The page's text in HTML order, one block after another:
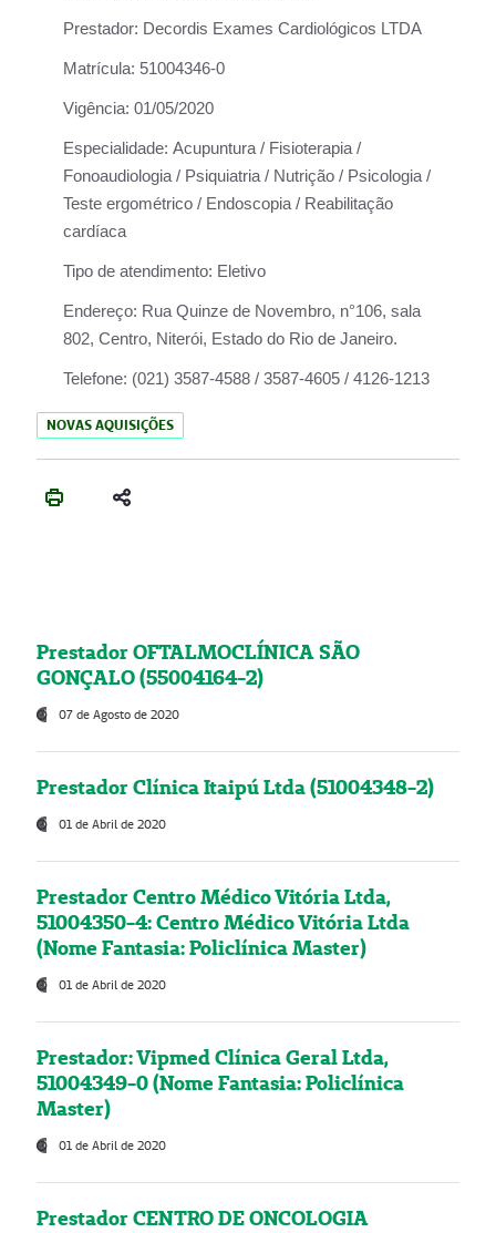
Prestador: Decordis Exames Cardiológicos LTDA
Matrícula: 51004346-0
Vigência: 01/05/2020
Especialidade: Acupuntura / Fisioterapia /
Fonoaudiologia / Psiquiatria / Nutrição / Psicologia /
Teste ergométrico / Endoscopia / Reabilitação
cardíaca
Tipo de atendimento: Eletivo
Endereço: Rua Quinze de Novembro, n°106, sala
802, Centro, Niterói, Estado do Rio de Janeiro.
Telefone: (021) 3587-4588 / 3587-4605 / 4126-1213
NOVAS AQUISIÇÕES
Prestador OFTALMOCLÍNICA SÃO
GONÇALO (55004164-2)
07 de Agosto de 2020
Prestador Clínica Itaipú Ltda (51004348-2)
01 de Abril de 2020
Prestador Centro Médico Vitória Ltda,
51004350-4: Centro Médico Vitória Ltda
(Nome Fantasia: Policlínica Master)
01 de Abril de 2020
Prestador: Vipmed Clínica Geral Ltda,
51004349-0 (Nome Fantasia: Policlínica
Master)
01 de Abril de 2020
Prestador CENTRO DE ONCOLOGIA